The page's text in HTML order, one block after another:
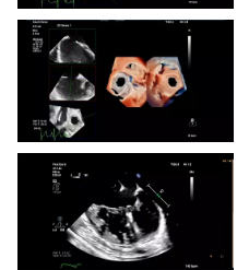
EPIQ CVx, X11-4t для
детской кардиологии